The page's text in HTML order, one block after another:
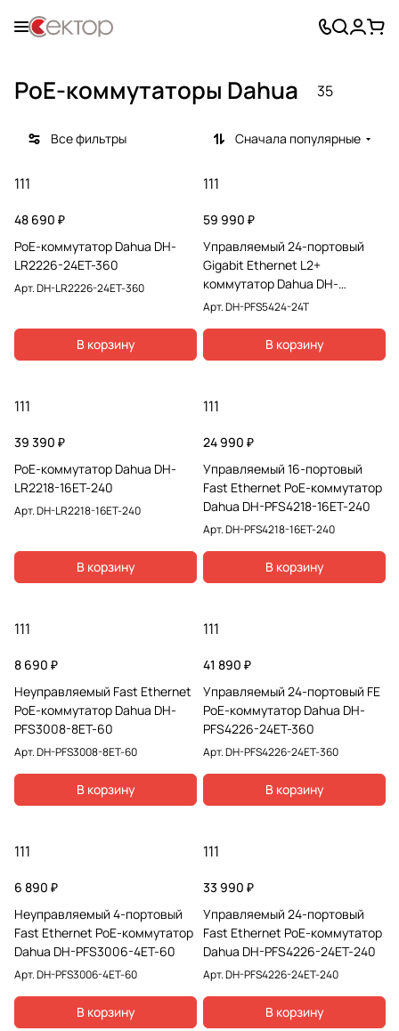
PoE-коммутаторы Dahua 35
Все фильтры Сначала популярные
111
48 690 ₽
РоЕ-коммутатор Dahua DH-
LR2226-24ET-360
Арт.DH-LR2226-24ET-360
В корзину
111
59 990 ₽
Управляемый 24-портовый
Gigabit Ethernet L2+
коммутатор Dahua DH-
PFS5424-24T
Арт.DH-PFS5424-24T
В корзину
111
39 390 ₽
РоЕ-коммутатор Dahua DH-
LR2218-16ET-240
Арт.DH-LR2218-16ET-240
В корзину
111
24 990 ₽
Управляемый 16-портовый
Fast Ethernet РоЕ-коммутатор
Dahua DH-PFS4218-16ET-240
Арт.DH-PFS4218-16ET-240
В корзину
111
8 690 ₽
Неуправляемый Fast Ethernet
PoE-коммутатор Dahua DH-
PFS3008-8ET-60
Арт.DH-PFS3008-8ET-60
В корзину
111
41 890 ₽
Управляемый 24-портовый FE
РоЕ-коммутатор Dahua DH-
PFS4226-24ET-360
Арт.DH-PFS4226-24ET-360
В корзину
111
6 890 ₽
Неуправляемый 4-портовый
Fast Ethernet PoE-коммутатор
Dahua DH-PFS3006-4ET-60
Арт.DH-PFS3006-4ET-60
В корзину
111
33 990 ₽
Управляемый 24-портовый
Fast Ethernet РоЕ-коммутатор
Dahua DH-PFS4226-24ET-240
Арт.DH-PFS4226-24ET-240
В корзину